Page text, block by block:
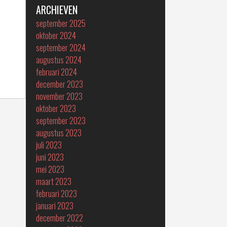
ARCHIEVEN
september 2025
oktober 2024
september 2024
augustus 2024
februari 2024
december 2023
november 2023
oktober 2023
september 2023
augustus 2023
juli 2023
juni 2023
mei 2023
maart 2023
februari 2023
januari 2023
december 2022